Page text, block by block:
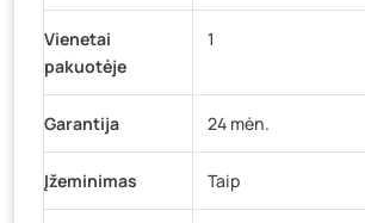
Vienetai
pakuotėje
1
Garantija 24 mėn.
Įžeminimas Taip